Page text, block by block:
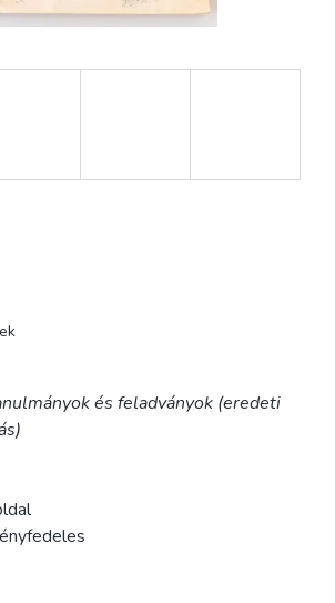
és feladványok (eredeti